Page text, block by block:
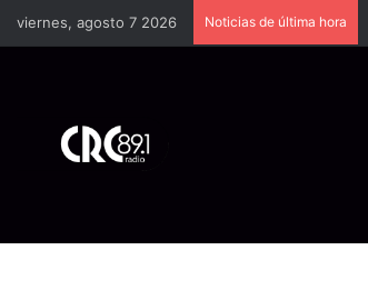
viernes, agosto 7 2026 Noticias de última hora